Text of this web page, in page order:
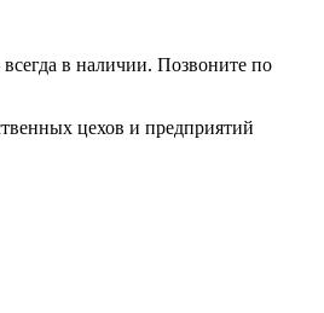
в наличии. Позвоните по
цехов и предприятий